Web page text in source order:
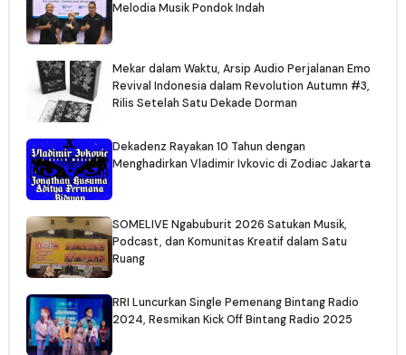
Melodia Musik Pondok Indah
Mekar dalam Waktu, Arsip Audio Perjalanan Emo
Revival Indonesia dalam Revolution Autumn #3,
Rilis Setelah Satu Dekade Dorman
Dekadenz Rayakan 10 Tahun dengan
Menghadirkan Vladimir Ivkovic di Zodiac Jakarta
SOMELIVE Ngabuburit 2026 Satukan Musik,
Podcast, dan Komunitas Kreatif dalam Satu
Ruang
RRI Luncurkan Single Pemenang Bintang Radio
2024, Resmikan Kick Off Bintang Radio 2025